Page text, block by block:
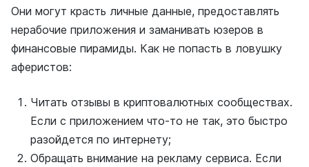
Они могут красть личные данные, предоставлять
нерабочие приложения и заманивать юзеров в
финансовые пирамиды. Как не попасть в ловушку
аферистов:
Читать отзывы в криптовалютных сообществах.
Если с приложением что-то не так, это быстро
разойдется по интернету;
Обращать внимание на рекламу сервиса. Если